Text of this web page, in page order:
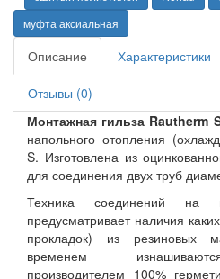
муфта аксиальная
Описание Характеристики
Отзывы (0)
Монтажная гильза Rautherm
напольного отопления
S. Изготовлена из
для соединения двух труб
Техника соединений на
предусматривает наличия
прокладок) из резиновых
временем
производителем 100%